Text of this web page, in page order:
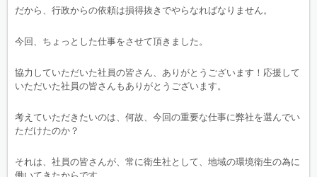
だから、行政からの依頼は損得抜きでやらなればなりません。
今回、ちょっとした仕事をさせて頂きました。
協力していただいた社員の皆さん、ありがとうございます！応援して
いただいた社員の皆さんもありがとうございます。
考えていただきたいのは、何故、今回の重要な仕事に弊社を選んでい
ただけたのか？
それは、社員の皆さんが、常に衛生社として、地域の環境衛生の為に